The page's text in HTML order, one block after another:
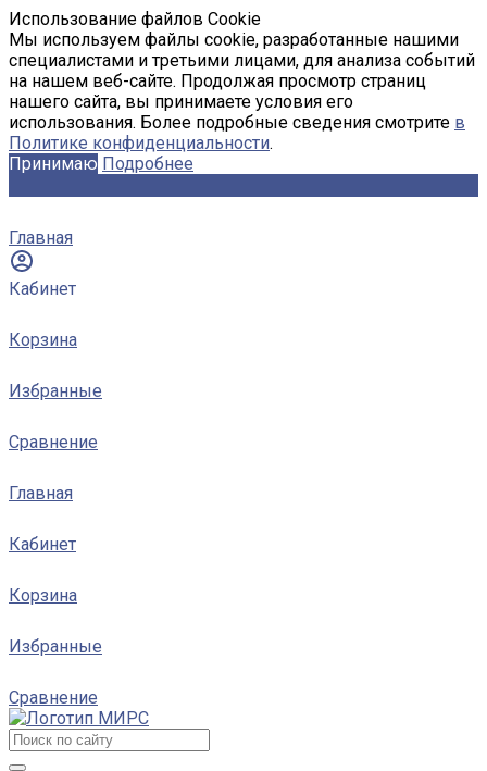
Использование файлов Cookie
Мы используем файлы cookie, разработанные нашими
специалистами и третьими лицами, для анализа событий
на нашем веб-сайте. Продолжая просмотр страниц
нашего сайта, вы принимаете условия его
использования. Более подробные сведения смотрите в
Политике конфиденциальности.
Принимаю Подробнее
Главная
Кабинет
Корзина
Избранные
Сравнение
Главная
Кабинет
Корзина
Избранные
Сравнение